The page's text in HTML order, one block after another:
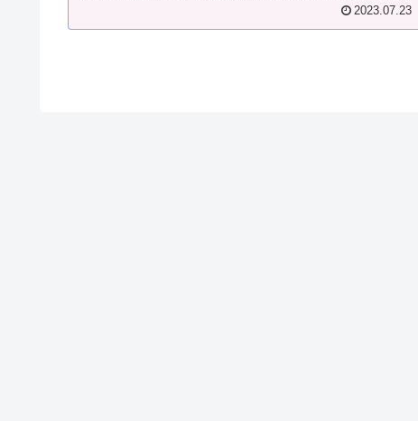
2023.07.23